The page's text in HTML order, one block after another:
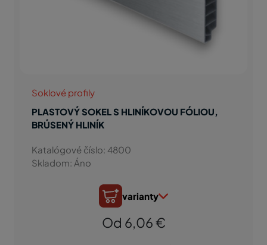
Soklové profily
PLASTOVÝ SOKEL S HLINÍKOVOU FÓLIOU,
BRÚSENÝ HLINÍK
Katalógové číslo: 4800
Skladom: Áno
varianty
Od 6,06 €